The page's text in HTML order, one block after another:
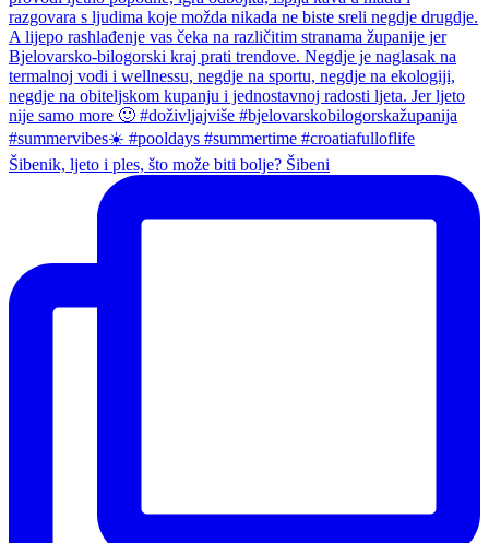
Šibenik, ljeto i ples, što može biti bolje? Šibeni